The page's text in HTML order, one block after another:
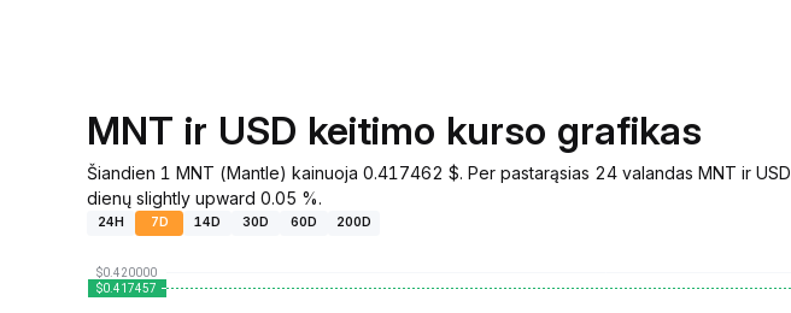
MNT ir USD keitimo kurso grafikas
Šiandien 1 MNT (Mantle) kainuoja 0.417462 $. Per pastarąsias 24 valandas MNT ir
dienų slightly upward 0.05 %.
24H 7D 14D 30D 60D 200D